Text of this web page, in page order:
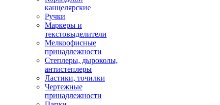
канцелярские
Ручки
Маркеры и
текстовыделители
Мелкоофисные
принадлежности
Степлеры, дыроколы,
антистеплеры
Ластики, точилки
Чертежные
принадлежности